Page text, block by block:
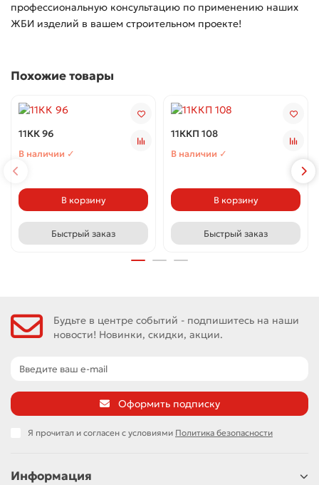
профессиональную консультацию по применению наших
ЖБИ изделий в вашем строительном проекте!
Похожие товары
11КК 96
В наличии ✓
В корзину
Быстрый заказ
11ККП 108
В наличии ✓
В корзину
Быстрый заказ
Будьте в центре событий - подпишитесь на наши
новости! Новинки, скидки, акции.
Оформить подписку
Я прочитал и согласен с условиями Политика безопасности
Информация